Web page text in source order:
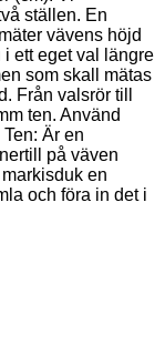
ställen. En
vävens höjd
ett eget val längre
som skall mätas
Från valsrör till
ten. Använd
Är en
på väven
en
och föra in det i